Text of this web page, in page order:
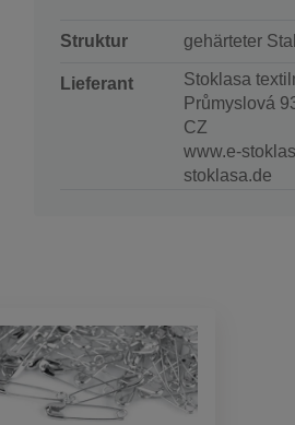
Struktur gehärteter
Lieferant
Stoklasa
Průmyslová
CZ
www.e-
stoklasa.de